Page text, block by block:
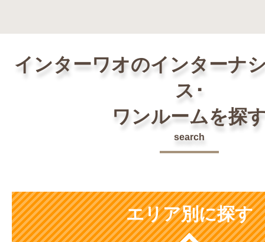
インターワオのインターナ
ス･
ワンルームを探
search
エリア別に探す